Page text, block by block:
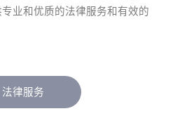
业和优质的法律服务和有效的
法律服务